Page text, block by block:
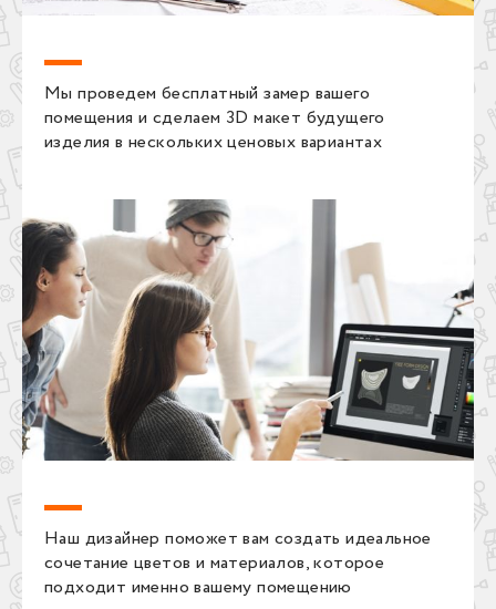
Мы проведем бесплатный замер вашего
помещения и сделаем 3D макет будущего
изделия в нескольких ценовых вариантах
Наш дизайнер поможет вам создать идеальное
сочетание цветов и материалов, которое
подходит именно вашему помещению